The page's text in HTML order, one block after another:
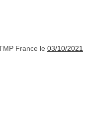
France le 03/10/2021